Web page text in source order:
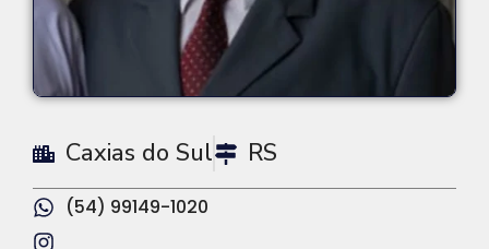
Caxias do Sul RS
(54) 99149-1020